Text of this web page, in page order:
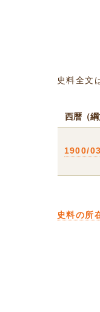
史料全文
西暦（綱
1900/
史料の所